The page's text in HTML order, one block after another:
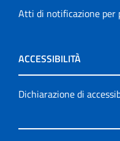
Atti di notificazione per
ACCESSIBILITÀ
Dichiarazione di